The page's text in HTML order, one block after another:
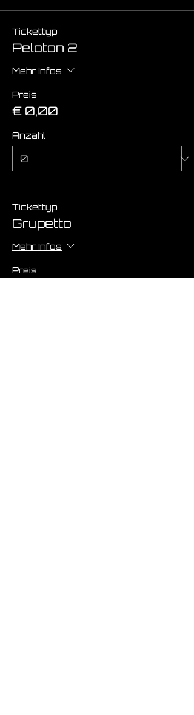
Tickettyp
Peloton 2
Mehr Infos
Preis
€ 0,00
Anzahl
Tickettyp
Grupetto
Mehr Infos
Preis